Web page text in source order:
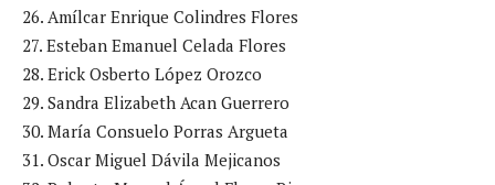
26. Amílcar Enrique Colindres Flores
27. Esteban Emanuel Celada Flores
28. Erick Osberto López Orozco
29. Sandra Elizabeth Acan Guerrero
30. María Consuelo Porras Argueta
31. Oscar Miguel Dávila Mejicanos